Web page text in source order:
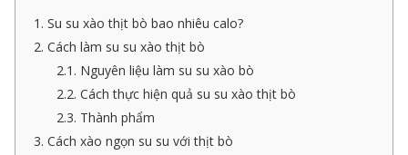
1. Su su xào thịt bò bao nhiêu calo?
2. Cách làm su su xào thịt bò
2.1. Nguyên liệu làm su su xào bò
2.2. Cách thực hiện quả su su xào thịt bò
2.3. Thành phẩm
3. Cách xào ngọn su su với thịt bò